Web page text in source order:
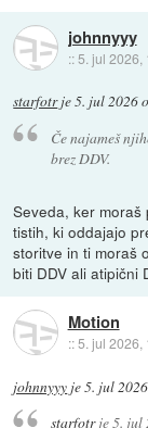
johnnyyy
:: 5. jul 2026,
starfotrje5. jul 2026
Če najameš
brez DDV.
Seveda, ker moraš
tistih, ki oddajajo
storitve in ti moraš
biti DDV ali atipični
Motion
::5. jul 2026,
johnnyyy je5. jul
starfotrje5. jul